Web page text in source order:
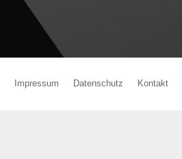
Impressum Datenschutz Kontakt